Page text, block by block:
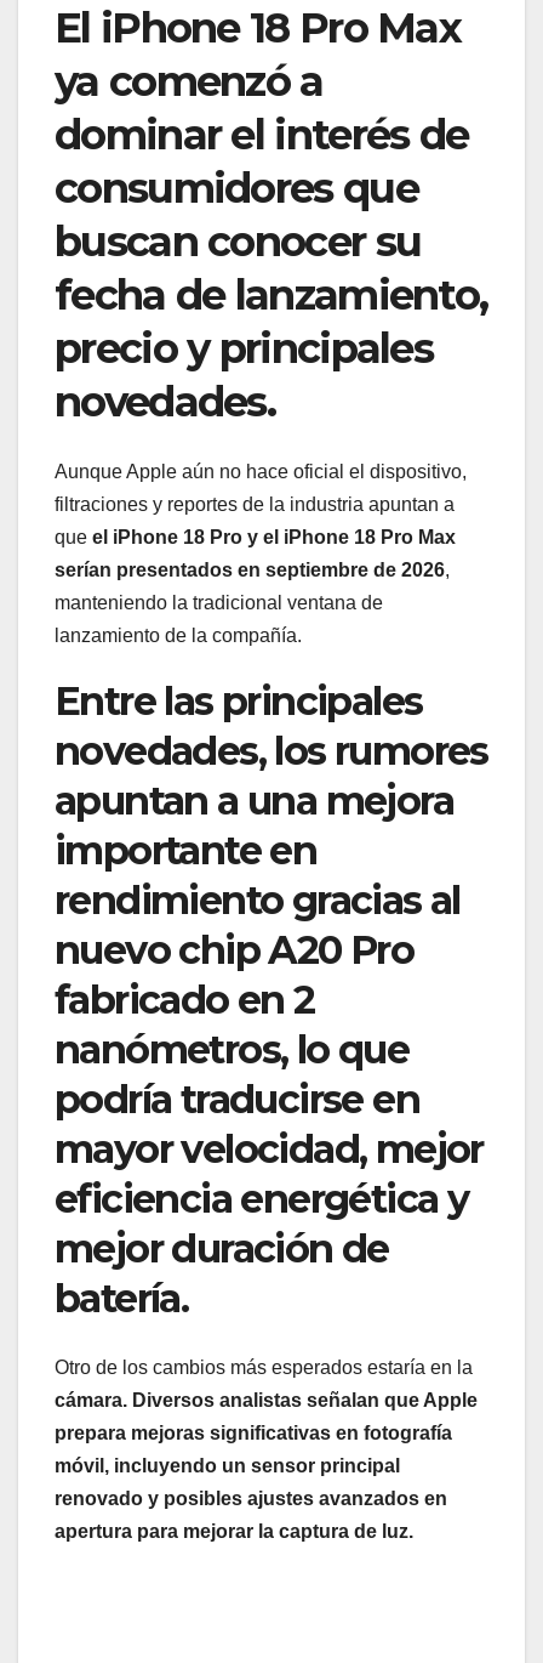
El iPhone 18 Pro Max
ya comenzó a
dominar el interés de
consumidores que
buscan conocer su
fecha de lanzamiento,
precio y principales
novedades.
Aunque Apple aún no hace oficial el dispositivo,
filtraciones y reportes de la industria apuntan a
que el iPhone 18 Pro y el iPhone 18 Pro Max
serían presentados en septiembre de 2026,
manteniendo la tradicional ventana de
lanzamiento de la compañía.
Entre las principales
novedades, los rumores
apuntan a una mejora
importante en
rendimiento gracias al
nuevo chip A20 Pro
fabricado en 2
nanómetros, lo que
podría traducirse en
mayor velocidad, mejor
eficiencia energética y
mejor duración de
batería.
Otro de los cambios más esperados estaría en la
cámara. Diversos analistas señalan que Apple
prepara mejoras significativas en fotografía
móvil, incluyendo un sensor principal
renovado y posibles ajustes avanzados en
apertura para mejorar la captura de luz.